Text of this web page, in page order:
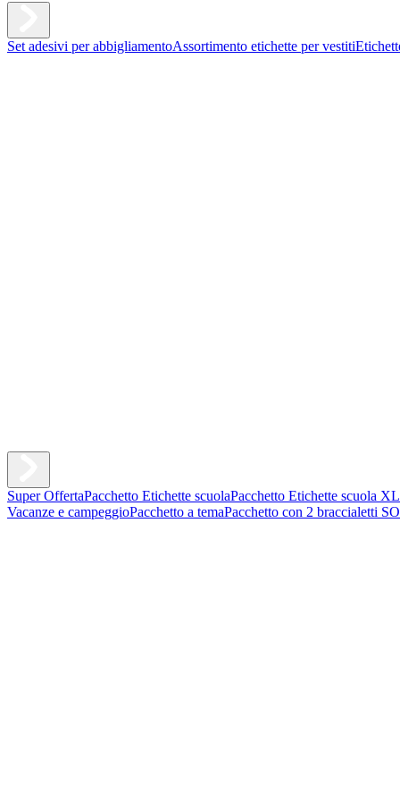
Set adesivi per abbigliamentoAssortimento etichette per vestiti
Super OffertaPacchetto Etichette scuolaPacchetto Etichette scuola XL
Vacanze e campeggioPacchetto a temaPacchetto con 2 braccialetti